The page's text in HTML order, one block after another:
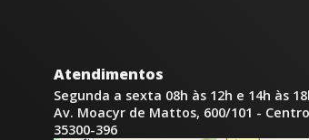
Atendimentos
Segunda a sexta 08h às 12h e 14h às
Av. Moacyr de Mattos, 600/101 -
35300-396